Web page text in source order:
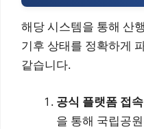
해당 시스템을 통해 산
기후 상태를 정확하게
같습니다.
공식 플랫폼 접속
을 통해 국립공